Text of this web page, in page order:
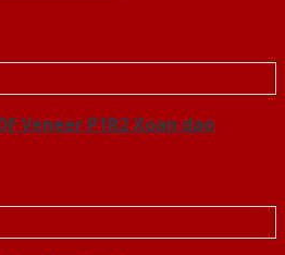
Veneer P1R2 Xoan dao